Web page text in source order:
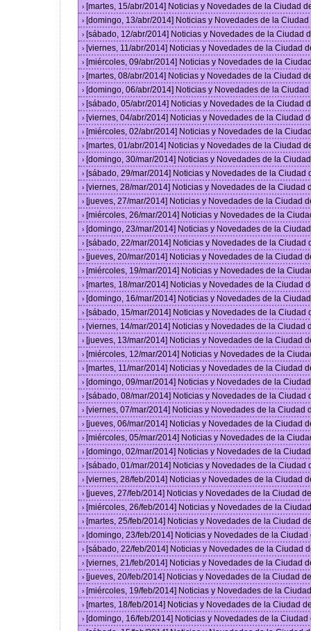
› [martes, 15/abr/2014] Noticias y Novedades de la Ciudad
› [domingo, 13/abr/2014] Noticias y Novedades de la
› [sábado, 12/abr/2014] Noticias y Novedades de la Ciudad
› [viernes, 11/abr/2014] Noticias y Novedades de la Ciudad
› [miércoles, 09/abr/2014] Noticias y Novedades de la
› [martes, 08/abr/2014] Noticias y Novedades de la Ciudad
› [domingo, 06/abr/2014] Noticias y Novedades de la
› [sábado, 05/abr/2014] Noticias y Novedades de la Ciudad
› [viernes, 04/abr/2014] Noticias y Novedades de la Ciudad
› [miércoles, 02/abr/2014] Noticias y Novedades de la
› [martes, 01/abr/2014] Noticias y Novedades de la Ciudad
› [domingo, 30/mar/2014] Noticias y Novedades de la
› [sábado, 29/mar/2014] Noticias y Novedades de la Ciudad
› [viernes, 28/mar/2014] Noticias y Novedades de la Ciudad
› [jueves, 27/mar/2014] Noticias y Novedades de la Ciudad
› [miércoles, 26/mar/2014] Noticias y Novedades de la
› [domingo, 23/mar/2014] Noticias y Novedades de la
› [sábado, 22/mar/2014] Noticias y Novedades de la Ciudad
› [jueves, 20/mar/2014] Noticias y Novedades de la Ciudad
› [miércoles, 19/mar/2014] Noticias y Novedades de la
› [martes, 18/mar/2014] Noticias y Novedades de la Ciudad
› [domingo, 16/mar/2014] Noticias y Novedades de la
› [sábado, 15/mar/2014] Noticias y Novedades de la Ciudad
› [viernes, 14/mar/2014] Noticias y Novedades de la Ciudad
› [jueves, 13/mar/2014] Noticias y Novedades de la Ciudad
› [miércoles, 12/mar/2014] Noticias y Novedades de la
› [martes, 11/mar/2014] Noticias y Novedades de la Ciudad
› [domingo, 09/mar/2014] Noticias y Novedades de la
› [sábado, 08/mar/2014] Noticias y Novedades de la Ciudad
› [viernes, 07/mar/2014] Noticias y Novedades de la Ciudad
› [jueves, 06/mar/2014] Noticias y Novedades de la Ciudad
› [miércoles, 05/mar/2014] Noticias y Novedades de la
› [domingo, 02/mar/2014] Noticias y Novedades de la
› [sábado, 01/mar/2014] Noticias y Novedades de la Ciudad
› [viernes, 28/feb/2014] Noticias y Novedades de la Ciudad
› [jueves, 27/feb/2014] Noticias y Novedades de la Ciudad
› [miércoles, 26/feb/2014] Noticias y Novedades de la
› [martes, 25/feb/2014] Noticias y Novedades de la Ciudad
› [domingo, 23/feb/2014] Noticias y Novedades de la
› [sábado, 22/feb/2014] Noticias y Novedades de la Ciudad
› [viernes, 21/feb/2014] Noticias y Novedades de la Ciudad
› [jueves, 20/feb/2014] Noticias y Novedades de la Ciudad
› [miércoles, 19/feb/2014] Noticias y Novedades de la
› [martes, 18/feb/2014] Noticias y Novedades de la Ciudad
› [domingo, 16/feb/2014] Noticias y Novedades de la